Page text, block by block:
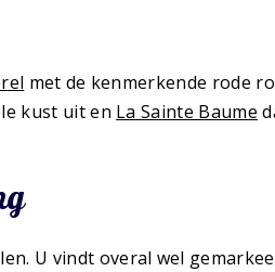
met de kenmerkende rode
kust uit en La Sainte Baume
U vindt overal wel